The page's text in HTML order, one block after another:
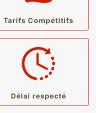
Tarifs Compétitifs
Délai respecté